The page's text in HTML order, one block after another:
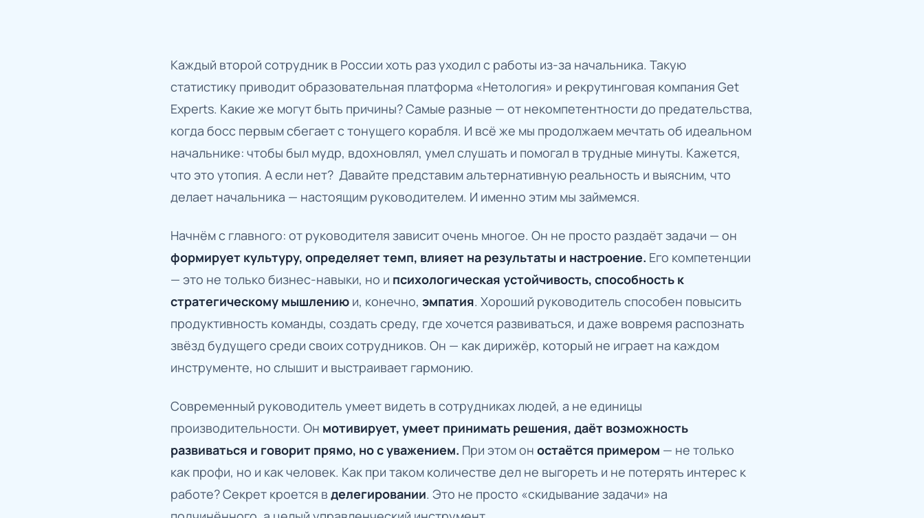
Каждый второй сотрудник в России хоть раз уходил с работы из-за начальника. Такую
статистику приводит образовательная платформа «Нетология» и рекрутинговая компания Get
Experts. Какие же могут быть причины? Самые разные — от некомпетентности до предательства,
когда босс первым сбегает с тонущего корабля. И всё же мы продолжаем мечтать об идеальном
начальнике: чтобы был мудр, вдохновлял, умел слушать и помогал в трудные минуты. Кажется,
что это утопия. А если нет? Давайте представим альтернативную реальность и выясним, что
делает начальника — настоящим руководителем. И именно этим мы займемся.
Начнём с главного: от руководителя зависит очень многое. Он не просто раздаёт задачи — он
формирует культуру, определяет темп, влияет на результаты и настроение. Его компетенции
— это не только бизнес-навыки, но и психологическая устойчивость, способность к
стратегическому мышлению и, конечно, эмпатия. Хороший руководитель способен повысить
продуктивность команды, создать среду, где хочется развиваться, и даже вовремя распознать
звёзд будущего среди своих сотрудников. Он — как дирижёр, который не играет на каждом
инструменте, но слышит и выстраивает гармонию.
Современный руководитель умеет видеть в сотрудниках людей, а не единицы
производительности. Он мотивирует, умеет принимать решения, даёт возможность
развиваться и говорит прямо, но с уважением. При этом он остаётся примером — не только
как профи, но и как человек. Как при таком количестве дел не выгореть и не потерять интерес к
работе? Секрет кроется в делегировании. Это не просто «скидывание задачи» на